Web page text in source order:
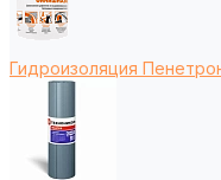
Гидроизоляция